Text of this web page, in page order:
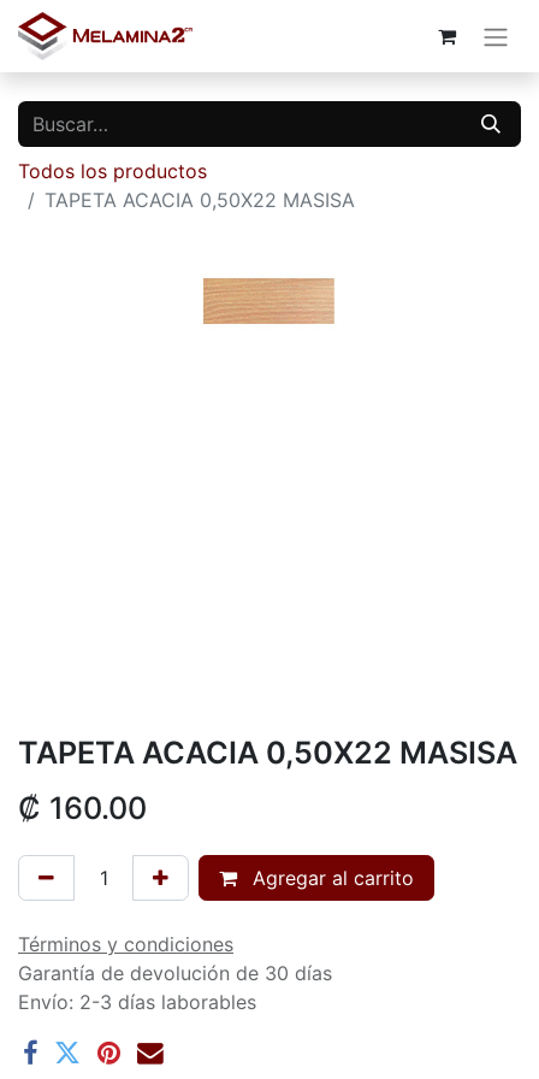
Todos los productos
TAPETA ACACIA 0,50X22 MASISA
TAPETA ACACIA 0,50X22 MASISA
₡ 160.00
Agregar al carrito
Términos y condiciones
Garantía de devolución de 30 días
Envío: 2-3 días laborables